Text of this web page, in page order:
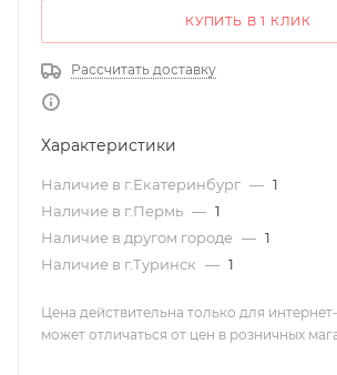
КУПИТЬ В 1 КЛИК
Рассчитать доставку
Характеристики
Наличие в г.Екатеринбург — 1
Наличие в г.Пермь — 1
Наличие в другом городе — 1
Наличие в г.Туринск — 1
Цена действительна только для
может отличаться от цен в розничных